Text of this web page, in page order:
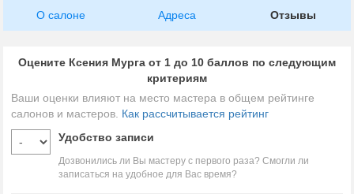
О салоне Адреса Отзывы
Оцените Ксения Мурга от 1 до 10 баллов по следующим
критериям
Ваши оценки влияют на место мастера в общем рейтинге
салонов и мастеров. Как рассчитывается рейтинг
Удобство записи
Дозвонились ли Вы мастеру с первого раза? Смогли ли
записаться на удобное для Вас время?